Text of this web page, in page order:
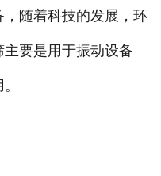
联系我们
随着科技的发展，环
要是用于振动设备